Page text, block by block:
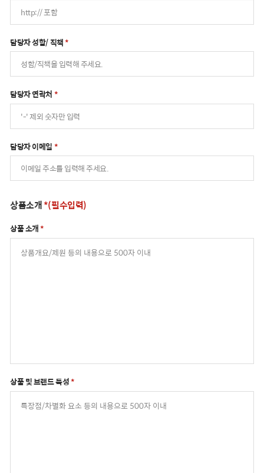
담당자 성함/ 직책*
담당자 연락처*
담당자 이메일*
상품소개*(필수입력)
상품 소개*
상품 및 브랜드 특성*